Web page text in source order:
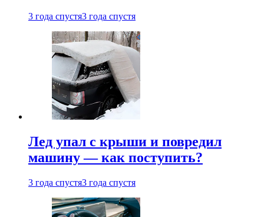
3 года спустя3 года спустя
Лед упал с крыши и повредил
машину — как поступить?
3 года спустя3 года спустя